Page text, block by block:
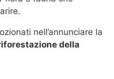
nell’annunciare la
della